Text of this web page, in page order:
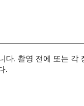
다. 촬영 전에 또는 각
.